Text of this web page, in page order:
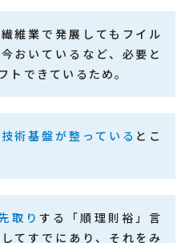
維業で発展してもフイル
おいているなど、必要と
トできているため。
技術基盤が整っている とこ
取り する「順理則裕」言
てすでにあり、それをみ